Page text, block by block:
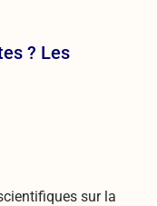
? Les
sur la